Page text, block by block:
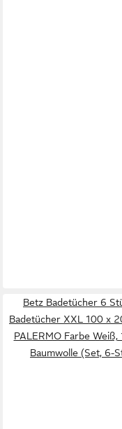
Betz Badetücher 6
Badetücher XXL 100 x
PALERMO Farbe Weiß,
Baumwolle (Set, 6-